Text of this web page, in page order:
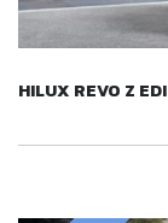
HILUX REVO Z